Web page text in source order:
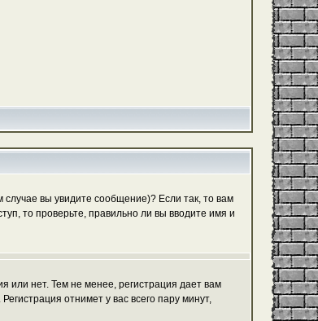
вы увидите сообщение)? Если так, то вам
то проверьте, правильно ли вы вводите имя и
или нет. Тем не менее, регистрация дает вам
отнимет у вас всего пару минут,